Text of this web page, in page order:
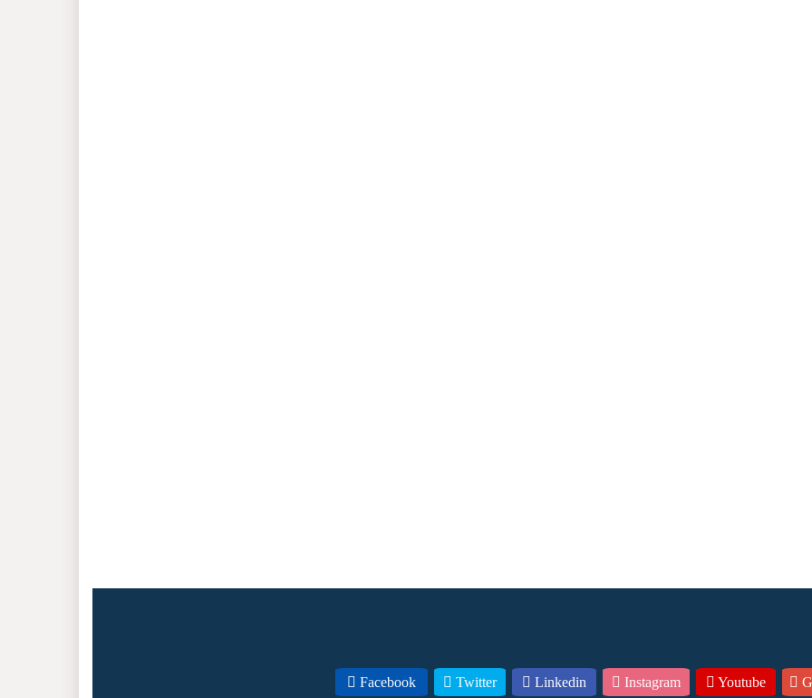
Facebook Twitter Linkedin Instagram Youtube